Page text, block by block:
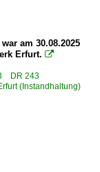
am 30.08.2025
Erfurt. 
DR 243
(Instandhaltung)